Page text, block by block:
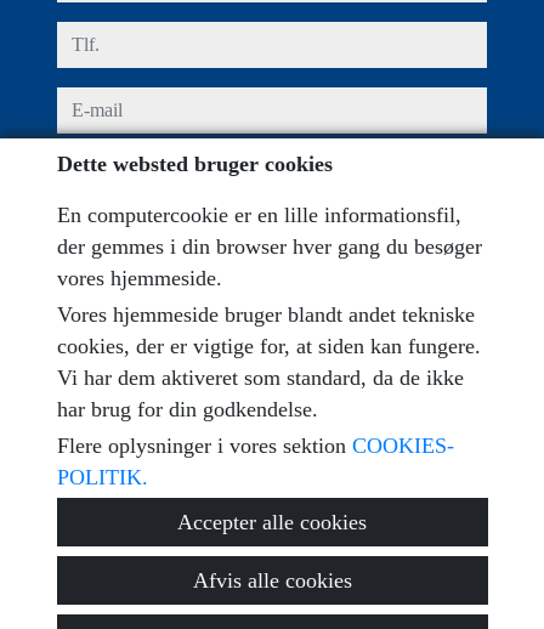
tlf.
e-mail
Akcepter konditionerprivat politik
besked
Captcha
Dette websted bruger cookies
En computercookie er en lille informationsfil,
der gemmes i din browser hver gang du besøger
vores hjemmeside.
Vores hjemmeside bruger blandt andet tekniske
cookies, der er vigtige for, at siden kan fungere.
Vi har dem aktiveret som standard, da de ikke
har brug for din godkendelse.
Flere oplysninger i vores sektion COOKIES-
POLITIK.
Accepter alle cookies
Afvis alle cookies